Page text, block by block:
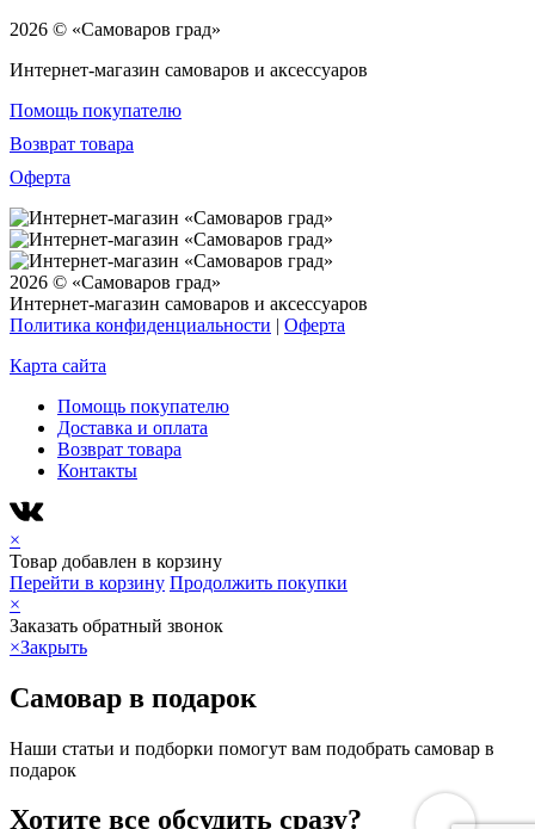
2026 © «Самоваров град»
Интернет-магазин самоваров и аксессуаров
Помощь покупателю
Возврат товара
Оферта
2026 © «Самоваров град»
Интернет-магазин самоваров и аксессуаров
Политика конфиденциальности | Оферта
Карта сайта
Помощь покупателю
Доставка и оплата
Возврат товара
Контакты
×
Товар добавлен в корзину
Перейти в корзину Продолжить покупки
×
Заказать обратный звонок
×Закрыть
Самовар в подарок
Наши статьи и подборки помогут вам подобрать самовар в
подарок
Хотите все обсудить сразу?